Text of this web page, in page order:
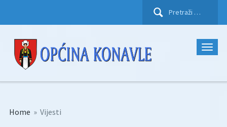
Pretraži:
Home » Vijesti